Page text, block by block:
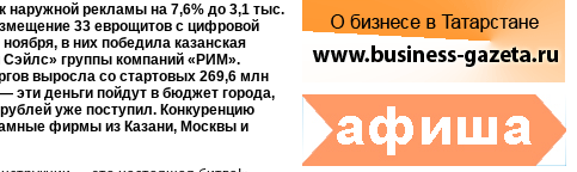
наружной рекламы на 7,6% до 3,1 тыс.
33 еврощитов с цифровой
в них победила казанская
группы компаний «РИМ».
выросла со стартовых 269,6 млн
эти деньги пойдут в бюджет города,
уже поступил. Конкуренцию
фирмы из Казани, Москвы и